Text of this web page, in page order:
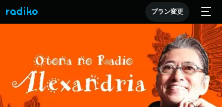
プラン変更